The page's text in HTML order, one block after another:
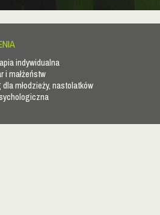
indywidualna
i małżeństw
młodzieży, nastolatków